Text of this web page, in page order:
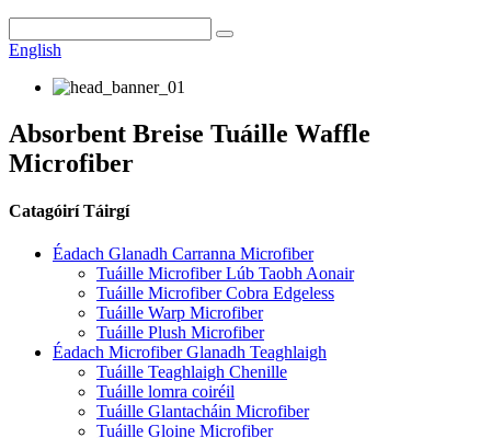
English
Absorbent Breise Tuáille Waffle
Microfiber
Catagóirí Táirgí
Éadach Glanadh Carranna Microfiber
Tuáille Microfiber Lúb Taobh Aonair
Tuáille Microfiber Cobra Edgeless
Tuáille Warp Microfiber
Tuáille Plush Microfiber
Éadach Microfiber Glanadh Teaghlaigh
Tuáille Teaghlaigh Chenille
Tuáille lomra coiréil
Tuáille Glantacháin Microfiber
Tuáille Gloine Microfiber